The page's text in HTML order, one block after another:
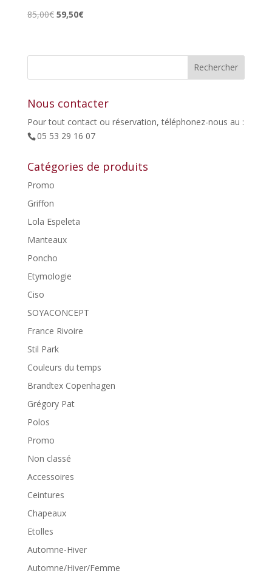
85,00€ Le
était :
59,50€Le
est :
Nous contacter
Pour tout contact ou réservation, téléphonez-nous au :
05 53 29 16 07
Catégories de produits
Promo
Griffon
Lola Espeleta
Manteaux
Poncho
Etymologie
Ciso
SOYACONCEPT
France Rivoire
Stil Park
Couleurs du temps
Brandtex Copenhagen
Grégory Pat
Polos
Promo
Non classé
Accessoires
Ceintures
Chapeaux
Etolles
Automne-Hiver
Automne/Hiver/Femme